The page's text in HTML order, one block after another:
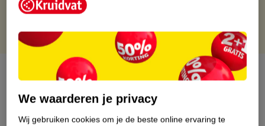
Over dit product
Productinformatie
We waarderen je privacy
Wij gebruiken cookies om je de beste online ervaring te